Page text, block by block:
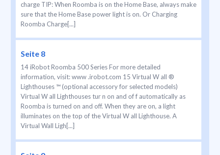
charge TIP: When Roomba is on the Home Base, always make
sure that the Home Base power light is on. Or Charging
Roomba Charge[...]
Seite 8
14 iRobot Roomba 500 Series For more detailed
information, visit: www .irobot.com 15 Virtual W all ®
Lighthouses ™ (optional accessory for selected models)
Virtual W all Lighthouses tur n on and of f automatically as
Roomba is turned on and off. When they are on, a light
illuminates on the top of the Virtual W all Lighthouse. A
Virtual Wall Ligh[...]